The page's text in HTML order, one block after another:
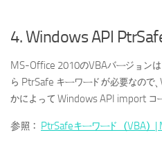
4. Windows API
MS-Office 2010のVBAバージョンは
ら PtrSafe キーワードが必要なので
かによって Windows API import コ
参照： PtrSafeキーワード（VBA）